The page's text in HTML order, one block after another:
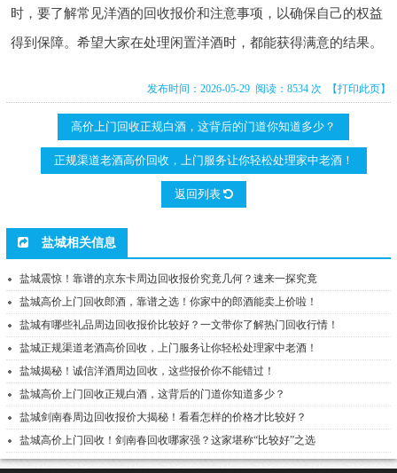
时，要了解常见洋酒的回收报价和注意事项，以确保自己的权益
得到保障。希望大家在处理闲置洋酒时，都能获得满意的结果。
发布时间：2026-05-29 阅读：8534 次 【打印此页】
高价上门回收正规白酒，这背后的门道你知道多少？
正规渠道老酒高价回收，上门服务让你轻松处理家中老酒！
返回列表
盐城相关信息
盐城震惊！靠谱的京东卡周边回收报价究竟几何？速来一探究竟
盐城高价上门回收郎酒，靠谱之选！你家中的郎酒能卖上价啦！
盐城有哪些礼品周边回收报价比较好？一文带你了解热门回收行情！
盐城正规渠道老酒高价回收，上门服务让你轻松处理家中老酒！
盐城揭秘！诚信洋酒周边回收，这些报价你不能错过！
盐城高价上门回收正规白酒，这背后的门道你知道多少？
盐城剑南春周边回收报价大揭秘！看看怎样的价格才比较好？
盐城高价上门回收！剑南春回收哪家强？这家堪称“比较好”之选